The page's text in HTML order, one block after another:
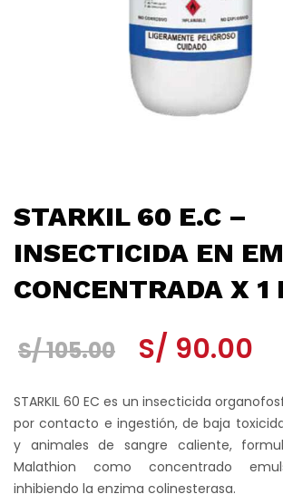
STARKIL 60 E.C –
INSECTICIDA EN
CONCENTRADA X 1
S/105.00
El
original
era:
S/ 105.00.
S/ 90.00
STARKIL 60 EC es un insecticida
por contacto e ingestión, de baja
y animales de sangre caliente,
Malathion como concentrado
inhibiendo la enzima colinesterasa.